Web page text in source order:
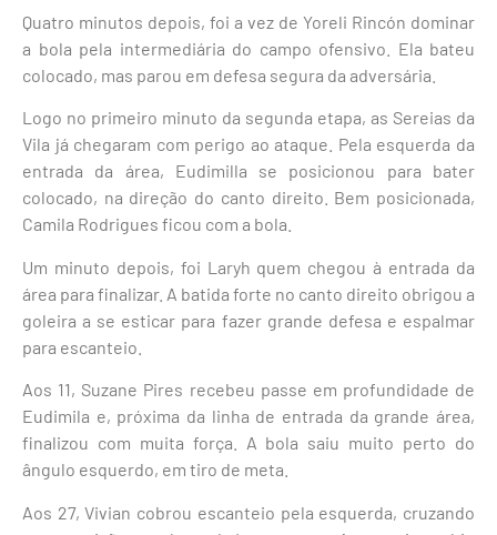
Quatro minutos depois, foi a vez de Yoreli Rincón dominar
a bola pela intermediária do campo ofensivo. Ela bateu
colocado, mas parou em defesa segura da adversária.
Logo no primeiro minuto da segunda etapa, as Sereias da
Vila já chegaram com perigo ao ataque. Pela esquerda da
entrada da área, Eudimilla se posicionou para bater
colocado, na direção do canto direito. Bem posicionada,
Camila Rodrigues ficou com a bola.
Um minuto depois, foi Laryh quem chegou à entrada da
área para finalizar. A batida forte no canto direito obrigou a
goleira a se esticar para fazer grande defesa e espalmar
para escanteio.
Aos 11, Suzane Pires recebeu passe em profundidade de
Eudimila e, próxima da linha de entrada da grande área,
finalizou com muita força. A bola saiu muito perto do
ângulo esquerdo, em tiro de meta.
Aos 27, Vivian cobrou escanteio pela esquerda, cruzando